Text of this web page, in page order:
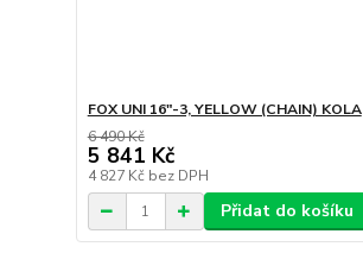
FOX UNI 16"-3, YELLOW (CHAIN) KOLA
6 490 Kč
5 841 Kč
4 827 Kč bez DPH
Přidat do košíku